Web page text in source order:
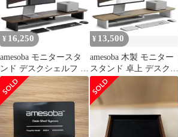
¥ 16,250
amesoba モニタースタ
ンド デスクシェルフ ダ
ークウォールナット×ブ
ラック
¥ 13,500
amesoba 木製 モニター
スタンド 卓上 デスクシ
ェルフ